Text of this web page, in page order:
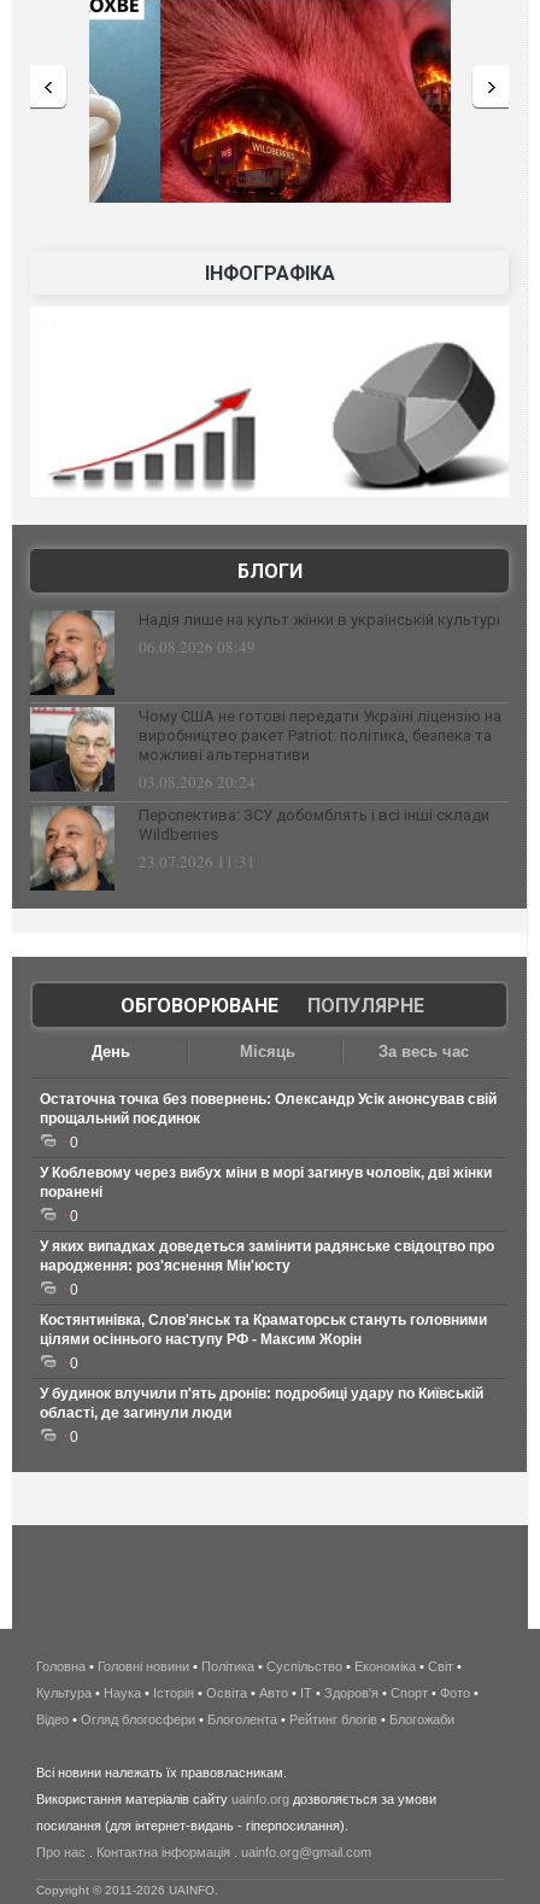
ІНФОГРАФІКА
БЛОГИ
Надія лише на культ жінки в українській культурі
06.08.2026 08:49
Чому США не готові передати Україні ліцензію на
виробництво ракет Patriot: політика, безпека та
можливі альтернативи
03.08.2026 20:24
Перспектива: ЗСУ добомблять і всі інші склади
Wildberries
23.07.2026 11:31
ОБГОВОРЮВАНЕ| ПОПУЛЯРНЕ
День Місяць За весь час
Остаточна точка без повернень: Олександр Усік анонсував свій
прощальний поєдинок
0
У Коблевому через вибух міни в морі загинув чоловік, дві жінки
поранені
0
У яких випадках доведеться замінити радянське свідоцтво про
народження: роз'яснення Мін'юсту
0
Костянтинівка, Слов'янськ та Краматорськ стануть головними
цілями осіннього наступу РФ - Максим Жорін
0
У будинок влучили п'ять дронів: подробиці удару по Київській
області, де загинули люди
0
беспроводной
интернет
киев
wimax
в
Головна • Головні новини • Політика • Суспільство • Економіка • Світ •
Культура • Наука • Історія • Освіта • Авто • IT • Здоров'я • Спорт • Фото •
Відео • Огляд блогосфери • Блоголента • Рейтинг блогів • Блогожаби
Всі новини належать їх правовласникам.
Використання матеріалів сайту uainfo.org дозволяється за умови
посилання (для інтернет-видань - гіперпосилання).
Про нас
Контактна інформація uainfo.org@gmail.com
Copyright © 2011-2026 UAINFO.